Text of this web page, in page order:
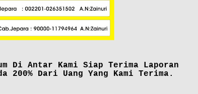
Di Antar Kami Siap Terima Laporan
200% Dari Uang Yang Kami Terima.